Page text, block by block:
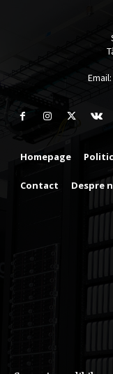
Homepage
Contact Despre